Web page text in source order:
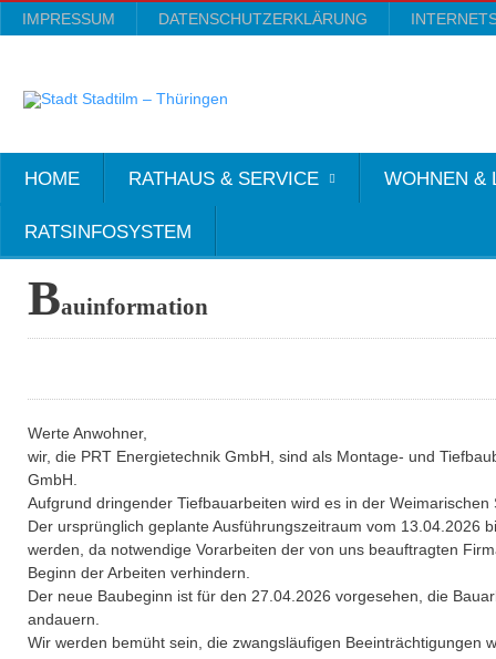
IMPRESSUM DATENSCHUTZERKLÄRUNG
HOME RATHAUS & SERVICE WOHNEN &
RATSINFOSYSTEM
Bauinformation
Werte Anwohner,
wir, die PRT Energietechnik GmbH, sind als Montage- und
GmbH.
Aufgrund dringender Tiefbauarbeiten wird es in der
Der ursprünglich geplante Ausführungszeitraum vom 13.04.2026
werden, da notwendige Vorarbeiten der von uns beauftragten
Beginn der Arbeiten verhindern.
Der neue Baubeginn ist für den 27.04.2026 vorgesehen, die
andauern.
Wir werden bemüht sein, die zwangsläufigen Beeinträchtigungen